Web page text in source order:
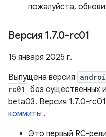
пожалуйста,
Версия 1.7.0-rc01
15 января 2025 г.
Выпущена версия
rc01
без существенных
beta03. Версия 1.7.0-
коммиты .
Это первый RC-